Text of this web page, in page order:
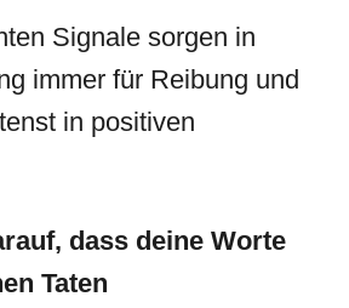
Signale sorgen in
immer für Reibung und
in positiven
dass deine Worte
Taten